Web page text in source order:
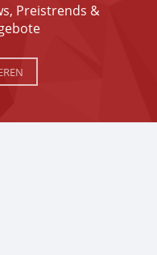
Preistrends &